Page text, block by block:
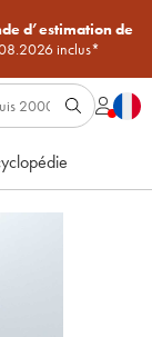
d’estimation de
inclus*